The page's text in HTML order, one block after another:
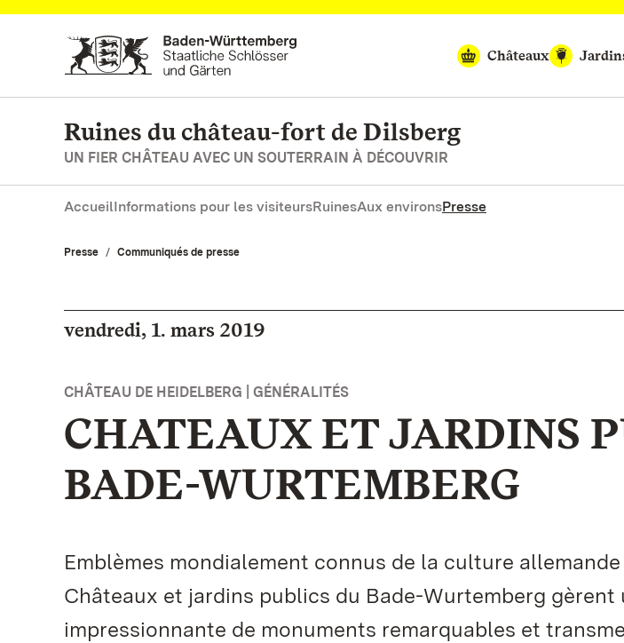
Vers la page d’accueil
Châteaux
Ruines du château-fort de Dilsberg
UN FIER CHÂTEAU AVEC UN SOUTERRAIN À DÉCOUVRIR
AccueilInformations pour les visiteursRuinesAux environsPresse
Presse Communiqués de presse
vendredi, 1. mars 2019
CHÂTEAU DE HEIDELBERG | GÉNÉRALITÉS
CHATEAUX ET JARDINS
BADE-WURTEMBERG
Emblèmes mondialement connus de la culture
Châteaux et jardins publics du Bade-Wurtemberg gèrent
impressionnante de monuments remarquables et